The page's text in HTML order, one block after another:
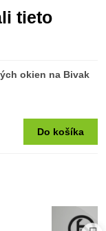
tieto
okien na Bivak
Do košíka